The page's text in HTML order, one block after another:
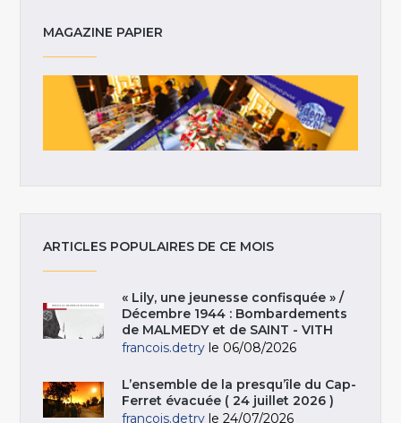
MAGAZINE PAPIER
ARTICLES POPULAIRES DE CE MOIS
« Lily, une jeunesse confisquée » /
Décembre 1944 : Bombardements
de MALMEDY et de SAINT - VITH
francois.detry le 06/08/2026
L’ensemble de la presqu’île du Cap-
Ferret évacuée ( 24 juillet 2026 )
francois.detry le 24/07/2026